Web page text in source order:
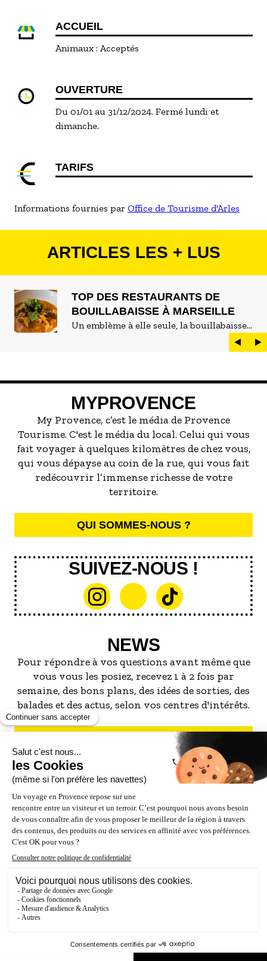
ACCUEIL
Animaux : Acceptés
OUVERTURE
Du 01/01 au 31/12/2024. Fermé lundi et
dimanche.
TARIFS
Informations fournies par Office de Tourisme d'Arles
ARTICLES LES + LUS
TOP DES RESTAURANTS DE
BOUILLABAISSE À MARSEILLE
Un emblème à elle seule, la bouillabaisse
est LE plat marseillais par excellence. On
peut d'ailleurs vite être submergé·e par la
servir la meilleure...
MYPROVENCE
My Provence, c’est le média de Provence
Tourisme. C'est le média du local. Celui qui vous
fait voyager à quelques kilomètres de chez vous,
qui vous dépayse au coin de la rue, qui vous fait
redécouvrir l’immense richesse de votre
territoire.
QUI SOMMES-NOUS ?
SUIVEZ-NOUS !
NEWS
Pour répondre à vos questions avant même que
vous vous les posiez, recevez 1 à 2 fois par
semaine, des bons plans, des idées de sorties, des
balades et des actus, selon vos centres d'intérêts.
S'INSCRIRE À LA NEWSLETTER
NOS PARTENAIRES
ESPACE PRO / PRESSE
Accessibilité : Partiellement conforme (87%)
Politique de confidentialité